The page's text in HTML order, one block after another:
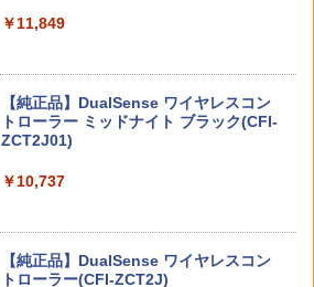
￥9,801
【08/18入荷分☆】【新品】【NS2H】Ni
￥2,438
￥2,841
￥3,254
ニンテンドープリペイド番号 9000円|オ
ンラインコード版
ンラインコード版
￥11,849
【純正品】DualSense ワイヤレスコン
トローラー ミッドナイト ブラック(CFI-
ZCT2J01)
￥10,737
【純正品】DualSense ワイヤレスコン
トローラー(CFI-ZCT2J)